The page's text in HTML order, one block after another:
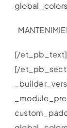
[/
[/